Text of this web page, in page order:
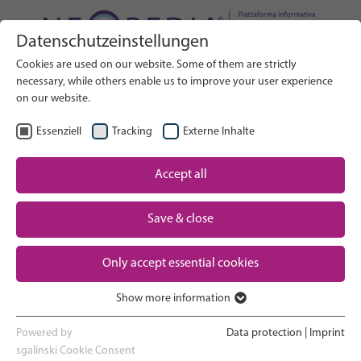
RICERCA
IT Seleziona lingua
Assistenza neonatale: Panoramica
Gravidanza e parto
Esperienza in terapia intensiva
neonatale
Ritorno a casa e crescita
Cerca nel sito web
Pagina iniziale
Partner
Contact
Datenschutzeinstellungen
Cookies are used on our website. Some of them are strictly
necessary, while others enable us to improve your user experience
on our website.
Essenziell Tracking Externe Inhalte
Accept all
Save & close
Only accept essential cookies
Essenzielle Cookies werden für grundlegende Funktionen der
Webseite benötigt. Dadurch ist gewährleistet, dass die Webseite
Show more information
Powered by
sgalinski Cookie Consent
Data protection Imprint